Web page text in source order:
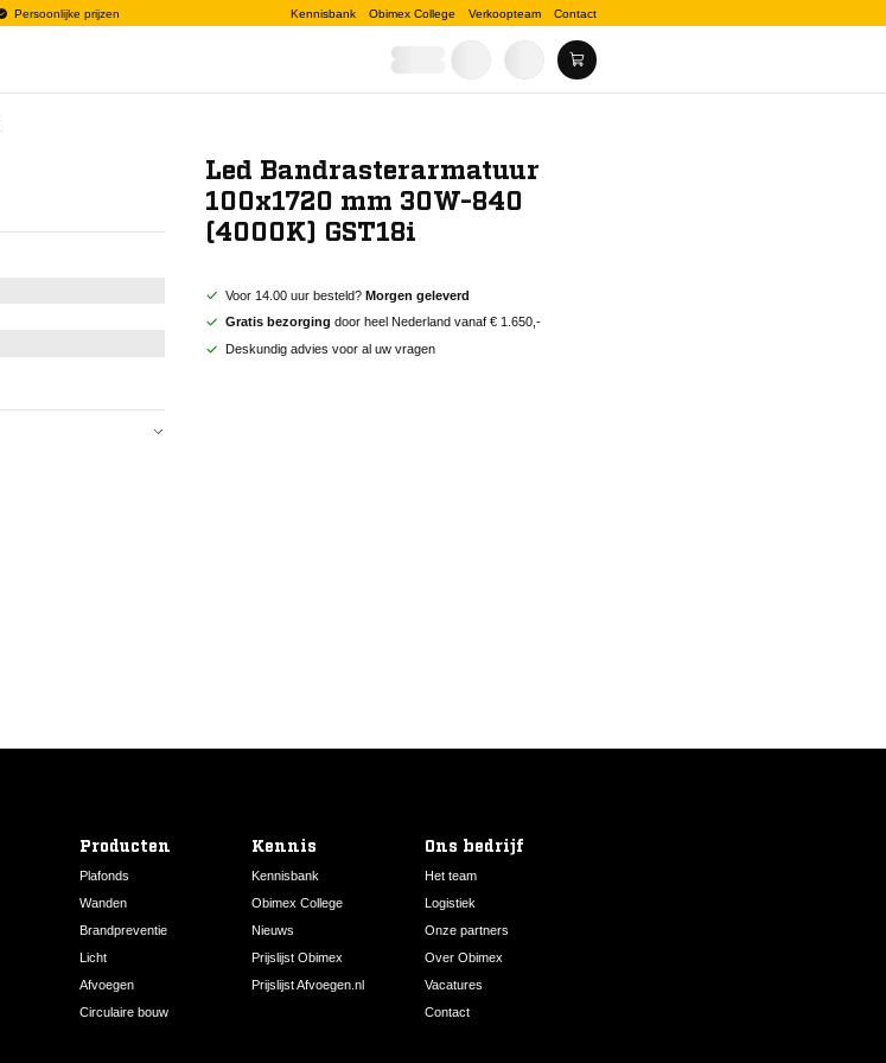
Persoonlijke prijzen Kennisbank Obimex College Verkoopteam Contact
Led Bandrasterarmatuur
100x1720 mm 30W-840
(4000K) GST18i
Voor 14.00 uur besteld? Morgen geleverd
Gratis bezorging door heel Nederland vanaf € 1.650,-
Deskundig advies voor al uw vragen
Producten
Plafonds
Wanden
Brandpreventie
Licht
Afvoegen
Circulaire bouw
Kennis
Kennisbank
Obimex College
Nieuws
Prijslijst Obimex
Prijslijst Afvoegen.nl
Ons bedrijf
Het team
Logistiek
Onze partners
Over Obimex
Vacatures
Contact